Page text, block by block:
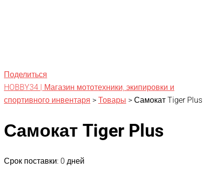
Поделиться
HOBBY34 | Магазин мототехники, экипировки и
спортивного инвентаря > Товары > Самокат Tiger Plus
Самокат Tiger Plus
Срок поставки: 0 дней